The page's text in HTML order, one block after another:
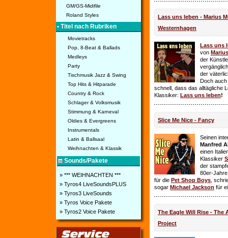
GM/GS-Midifile
Roland Styles
• Titel nach Rubriken
Movietracks
Pop, 8-Beat & Ballads
Medleys
Party
Tischmusik Jazz & Swing
Top Hits & Hitparade
Country & Rock
Schlager & Volksmusik
Stimmung & Karneval
Oldies & Evergreens
Instrumentals
Latin & Ballsaal
Weihnachten & Klassik
Sounds/Pakete
» *** WEIHNACHTEN ***
» Tyros4 LiveSoundsPLUS
» Tyros3 LiveSounds
» Tyros Voice Pakete
» Tyros2 Voice Pakete
Lass uns leben - Marius
Westernhagen
Lass uns
von
der
der
Doch auch
schnell, dass das alltägliche
Klassiker: Lass uns leben!
Slice Me Nice - Fancy
Seinen
Manfred
einen
Klassiker
der
80er-
für die Pet Shop Boys ,
sogar Michael Jackson für
The Eagle Will Rise - The
Project